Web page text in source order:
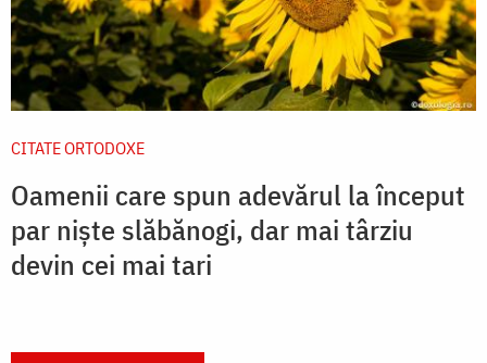
CITATE ORTODOXE
Oamenii care spun adevărul la început
par niște slăbănogi, dar mai târziu
devin cei mai tari